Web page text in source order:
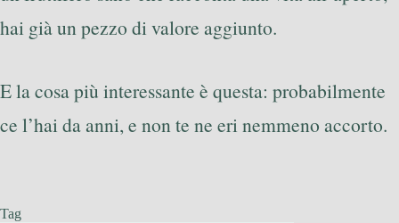
hai già un pezzo di valore aggiunto.
E la cosa più interessante è questa: probabilmente
ce l’hai da anni, e non te ne eri nemmeno accorto.
Tag